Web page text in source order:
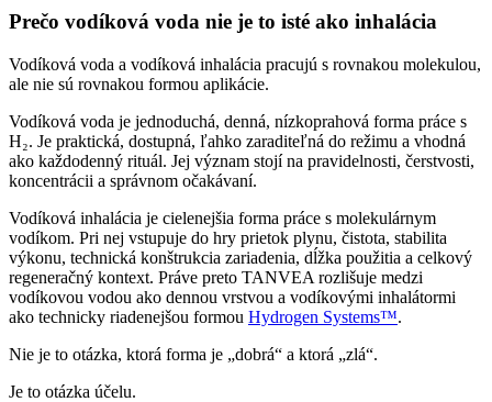
Prečo vodíková voda nie je to isté ako inhalácia
Vodíková voda a vodíková inhalácia pracujú s rovnakou molekulou,
ale nie sú rovnakou formou aplikácie.
Vodíková voda je jednoduchá, denná, nízkoprahová forma práce s
H₂. Je praktická, dostupná, ľahko zaraditeľná do režimu a vhodná
ako každodenný rituál. Jej význam stojí na pravidelnosti, čerstvosti,
koncentrácii a správnom očakávaní.
Vodíková inhalácia je cielenejšia forma práce s molekulárnym
vodíkom. Pri nej vstupuje do hry prietok plynu, čistota, stabilita
výkonu, technická konštrukcia zariadenia, dĺžka použitia a celkový
regeneračný kontext. Práve preto TANVEA rozlišuje medzi
vodíkovou vodou ako dennou vrstvou a vodíkovými inhalátormi
ako technicky riadenejšou formou Hydrogen Systems™.
Nie je to otázka, ktorá forma je „dobrá“ a ktorá „zlá“.
Je to otázka účelu.